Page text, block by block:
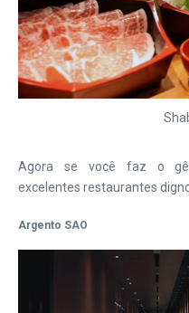
Agora se você faz o
excelentes restaurantes
Argento SAO